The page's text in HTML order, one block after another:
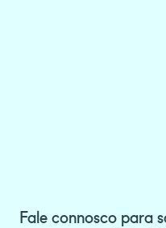
Fale connosco para